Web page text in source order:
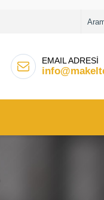
EMAIL ADRESİ